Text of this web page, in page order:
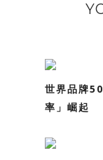
世界品牌
率」崛起